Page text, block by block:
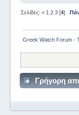
Σελίδες: < 1 2 3[4]
Greek Watch Forum -
Γρήγορη